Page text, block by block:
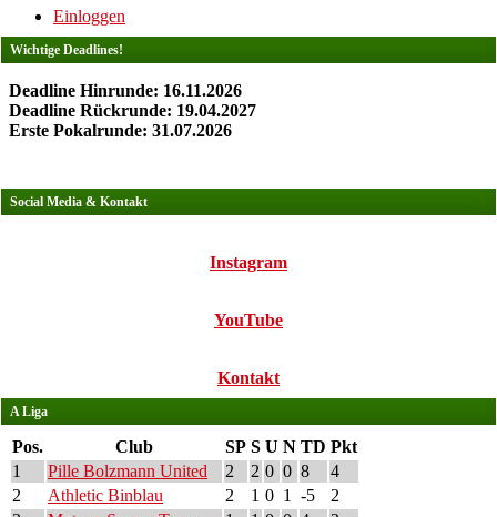
Einloggen
Wichtige Deadlines!
Deadline Hinrunde: 16.11.2026
Deadline Rückrunde: 19.04.2027
Erste Pokalrunde: 31.07.2026
Social Media & Kontakt
Instagram
YouTube
Kontakt
A Liga
Pos. Club SP S U N TD Pkt
1
Pille Bolzmann United 2 2 0 0 8
4
2
Athletic Binblau 2 1 0 1 -5
2